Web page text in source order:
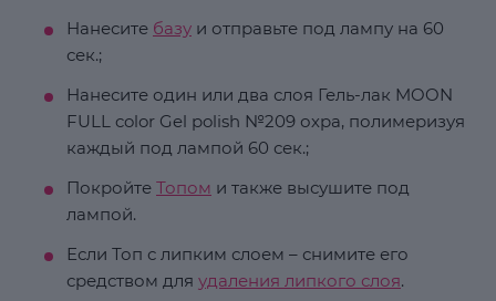
Нанесите базу и отправьте под лампу на 60
сек.;
Нанесите один или два слоя Гель-лак MOON
FULL color Gel polish №209 охра, полимеризуя
каждый под лампой 60 сек.;
Покройте Топом и также высушите под
лампой.
Если Топ с липким слоем – снимите его
средством для удаления липкого слоя.